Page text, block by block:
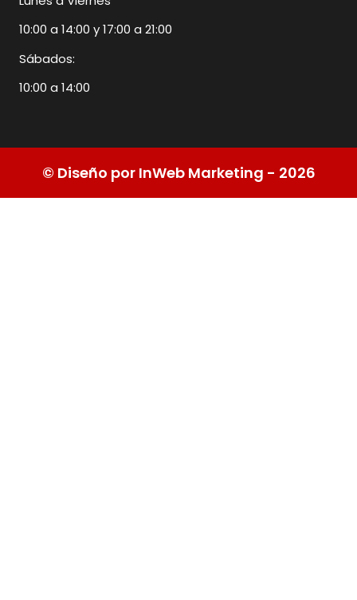
10:00 a 14:00 y 17:00 a 21:00
Sábados:
10:00 a 14:00
© Diseño por InWeb Marketing - 2026